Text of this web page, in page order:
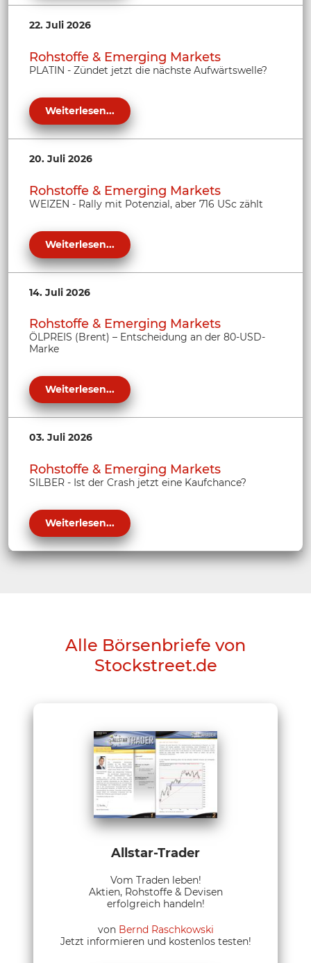
22. Juli 2026
Rohstoffe & Emerging Markets
PLATIN - Zündet jetzt die nächste Aufwärtswelle?
Weiterlesen...
20. Juli 2026
Rohstoffe & Emerging Markets
WEIZEN - Rally mit Potenzial, aber 716 USc zählt
Weiterlesen...
14. Juli 2026
Rohstoffe & Emerging Markets
ÖLPREIS (Brent) – Entscheidung an der 80-USD-
Marke
Weiterlesen...
03. Juli 2026
Rohstoffe & Emerging Markets
SILBER - Ist der Crash jetzt eine Kaufchance?
Weiterlesen...
Alle Börsenbriefe von
Stockstreet.de
Allstar-Trader
Vom Traden leben!
Aktien, Rohstoffe & Devisen
erfolgreich handeln!
von Bernd Raschkowski
Jetzt informieren und kostenlos testen!